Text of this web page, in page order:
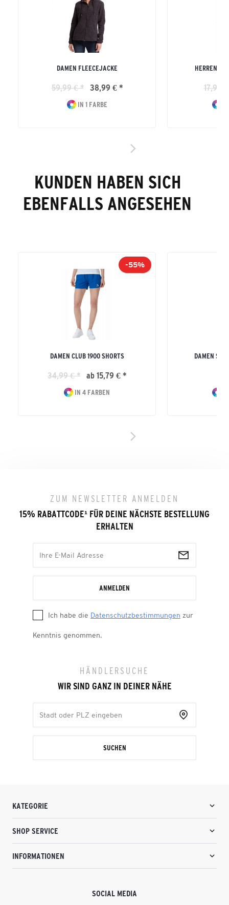
DAMEN FLEECEJACKE
59,99 € * 38,99 € *
IN 1 FARBE
HERREN
17,99
KUNDEN HABEN SICH
EBENFALLS ANGESEHEN
-55%
DAMEN CLUB 1900 SHORTS
34,99 € * ab 15,79 € *
IN 4 FARBEN
DAMEN SIX
ZUM NEWSLETTER ANMELDEN
15% RABATTCODE¹ FÜR DEINE NÄCHSTE BESTELLUNG
ERHALTEN
ANMELDEN
Ich habe die Datenschutzbestimmungen zur
Kenntnis genommen.
HÄNDLERSUCHE
WIR SIND GANZ IN DEINER NÄHE
SUCHEN
KATEGORIE
SHOP SERVICE
INFORMATIONEN
SOCIAL MEDIA